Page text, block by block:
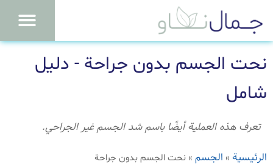
نحت الجسم بدون جراحة - دليل
شامل
تعرف هذه العملية أيضًا باسم شد الجسم غير الجراحي.
الرئيسية » الجسم » نحت الجسم بدون جراحة